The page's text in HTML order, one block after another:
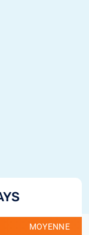
MOYENNE